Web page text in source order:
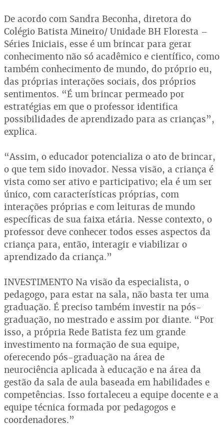
De acordo com Sandra Beconha, diretora do
Colégio Batista Mineiro/ Unidade BH Floresta –
Séries Iniciais, esse é um brincar para gerar
conhecimento não só acadêmico e científico, como
também conhecimento de mundo, do próprio eu,
das próprias interações sociais, dos próprios
sentimentos. “É um brincar permeado por
estratégias em que o professor identifica
possibilidades de aprendizado para as crianças”,
explica.
“Assim, o educador potencializa o ato de brincar,
o que tem sido inovador. Nessa visão, a criança é
vista como ser ativo e participativo; ela é um ser
único, com características próprias, com
interações próprias e com leituras de mundo
específicas de sua faixa etária. Nesse contexto, o
professor deve conhecer todos esses aspectos da
criança para, então, interagir e viabilizar o
aprendizado da criança.”
INVESTIMENTO Na visão da especialista, o
pedagogo, para estar na sala, não basta ter uma
graduação. É preciso também investir na pós-
graduação, no mestrado e assim por diante. “Por
isso, a própria Rede Batista fez um grande
investimento na formação de sua equipe,
oferecendo pós-graduação na área de
neurociência aplicada à educação e na área da
gestão da sala de aula baseada em habilidades e
competências. Isso fortaleceu a equipe docente e a
equipe técnica formada por pedagogos e
coordenadores.”